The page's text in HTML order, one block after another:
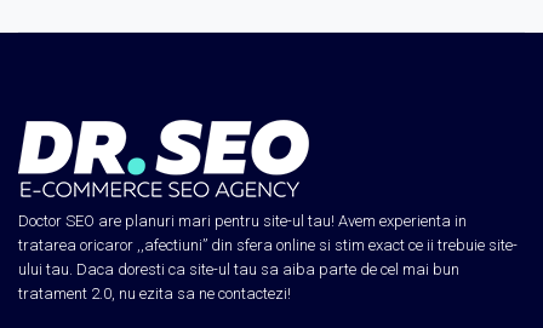
Doctor SEO are planuri mari pentru site-ul tau! Avem experienta in
tratarea oricaror ,,afectiuni” din sfera online si stim exact ce ii trebuie site-
ului tau. Daca doresti ca site-ul tau sa aiba parte de cel mai bun
tratament 2.0, nu ezita sa ne contactezi!